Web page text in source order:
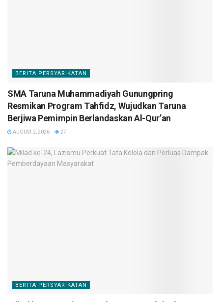
BERITA PERSYARIKATAN
SMA Taruna Muhammadiyah Gunungpring
Resmikan Program Tahfidz, Wujudkan Taruna
Berjiwa Pemimpin Berlandaskan Al-Qur’an
AUGUST 2, 2026 27
BERITA PERSYARIKATAN